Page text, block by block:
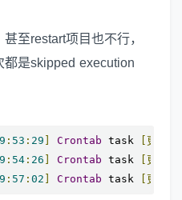
至restart项目也不行，
都是skipped execution
: 53 : 29 Crontab task
[更新
: 54 : 26 Crontab task
[更新
: 57 : 02 Crontab task [更新